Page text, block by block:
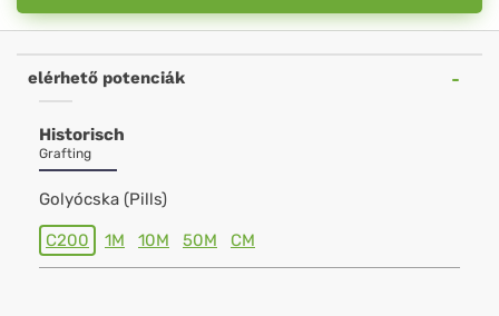
elérhető potenciák
Historisch
Grafting
Golyócska (Pills)
C200 1M 10M 50M CM